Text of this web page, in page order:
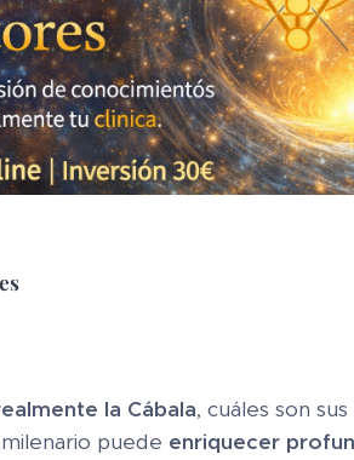
la Cábala, cuáles son sus
puede enriquecer